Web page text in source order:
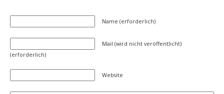
Name (erforderlich)
Mail (wird nicht veröffentlicht)
(erforderlich)
Website